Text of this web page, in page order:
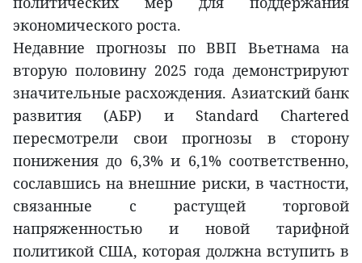
экономического роста.
Недавние прогнозы по ВВП Вьетнама на
вторую половину 2025 года демонстрируют
значительные расхождения. Азиатский банк
развития (АБР) и Standard Chartered
пересмотрели свои прогнозы в сторону
понижения до 6,3% и 6,1% соответственно,
сославшись на внешние риски, в частности,
связанные с растущей торговой
напряженностью и новой тарифной
политикой США, которая должна вступить в